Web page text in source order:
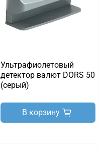
Ультрафиолетовый
детектор валют DORS 50
(серый)
В корзину